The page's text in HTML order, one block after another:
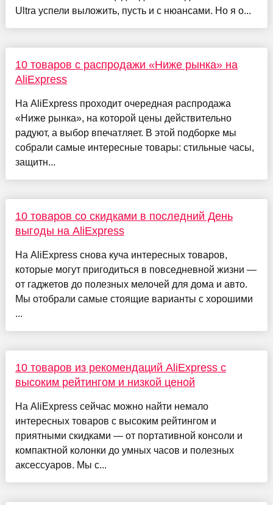
Ultra успели выложить, пусть и с нюансами. Но я о...
10 товаров с распродажи «Ниже рынка» на
AliExpress
На AliExpress проходит очередная распродажа
«Ниже рынка», на которой цены действительно
радуют, а выбор впечатляет. В этой подборке мы
собрали самые интересные товары: стильные часы,
защитн...
10 товаров со скидками в последний День
выгоды на AliExpress
На AliExpress снова куча интересных товаров,
которые могут пригодиться в повседневной жизни —
от гаджетов до полезных мелочей для дома и авто.
Мы отобрали самые стоящие варианты с хорошими
...
10 товаров из рекомендаций AliExpress с
высоким рейтингом и низкой ценой
На AliExpress сейчас можно найти немало
интересных товаров с высоким рейтингом и
приятными скидками — от портативной консоли и
компактной колонки до умных часов и полезных
аксессуаров. Мы с...